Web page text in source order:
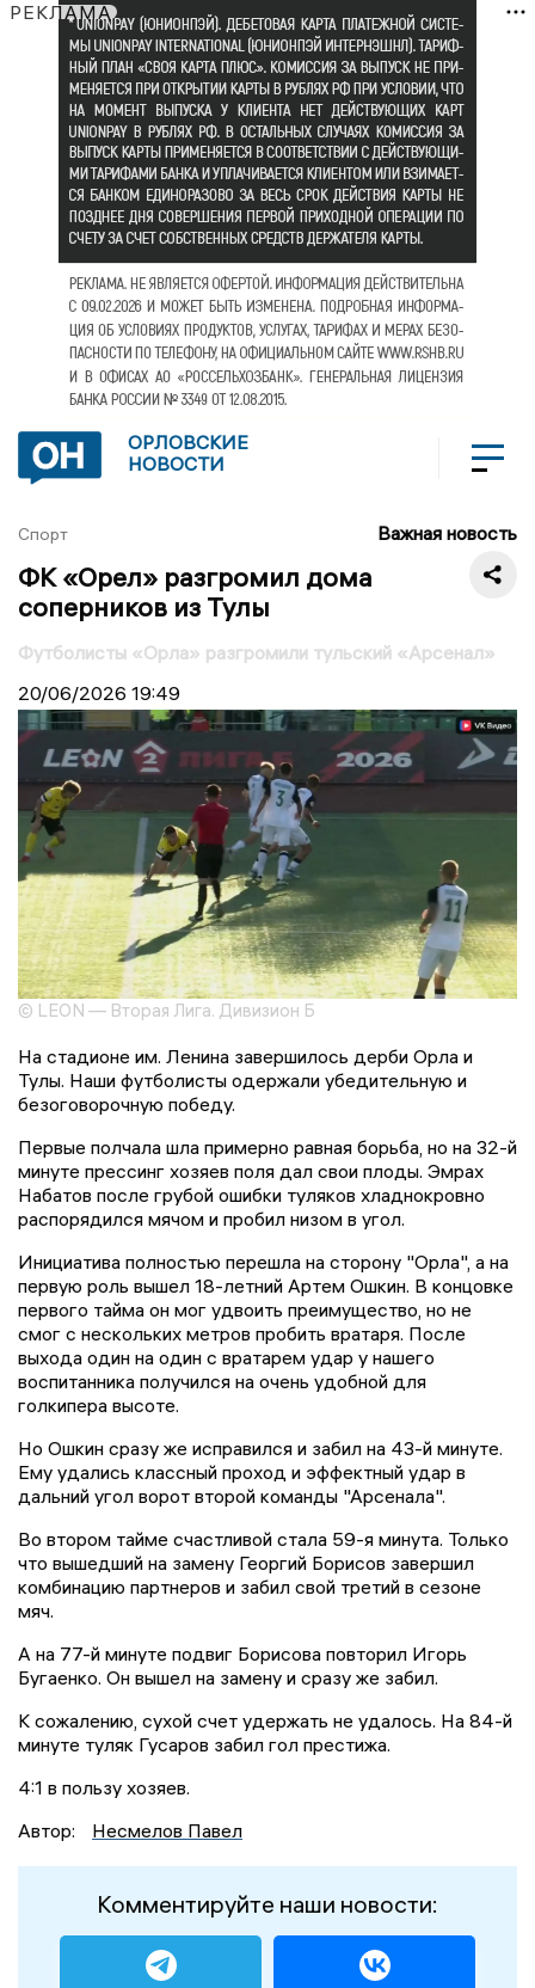
РЕКЛАМА
ОРЛОВСКИЕ
НОВОСТИ
Спорт Важная новость
ФК «Орел» разгромил дома
соперников из Тулы
Футболисты «Орла» разгромили тульский «Арсенал»
20/06/2026 19:49
© LEON — Вторая Лига. Дивизион Б
На стадионе им. Ленина завершилось дерби Орла и
Тулы. Наши футболисты одержали убедительную и
безоговорочную победу.
Первые полчала шла примерно равная борьба, но на 32-й
минуте прессинг хозяев поля дал свои плоды. Эмрах
Набатов после грубой ошибки туляков хладнокровно
распорядился мячом и пробил низом в угол.
Инициатива полностью перешла на сторону "Орла", а на
первую роль вышел 18-летний Артем Ошкин. В концовке
первого тайма он мог удвоить преимущество, но не
смог с нескольких метров пробить вратаря. После
выхода один на один с вратарем удар у нашего
воспитанника получился на очень удобной для
голкипера высоте.
Но Ошкин сразу же исправился и забил на 43-й минуте.
Ему удались классный проход и эффектный удар в
дальний угол ворот второй команды "Арсенала".
Во втором тайме счастливой стала 59-я минута. Только
что вышедший на замену Георгий Борисов завершил
комбинацию партнеров и забил свой третий в сезоне
мяч.
А на 77-й минуте подвиг Борисова повторил Игорь
Бугаенко. Он вышел на замену и сразу же забил.
К сожалению, сухой счет удержать не удалось. На 84-й
минуте туляк Гусаров забил гол престижа.
4:1 в пользу хозяев.
Автор:
Несмелов Павел
Комментируйте наши новости: